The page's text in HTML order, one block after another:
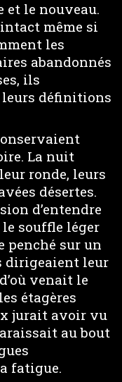
et le nouveau.
même si
les
abandonnés
ils
leurs définitions
La nuit
ronde, leurs
désertes.
d’entendre
souffle léger
penché sur un
dirigeaient leur
venait le
étagères
jurait avoir vu
au bout
fatigue.